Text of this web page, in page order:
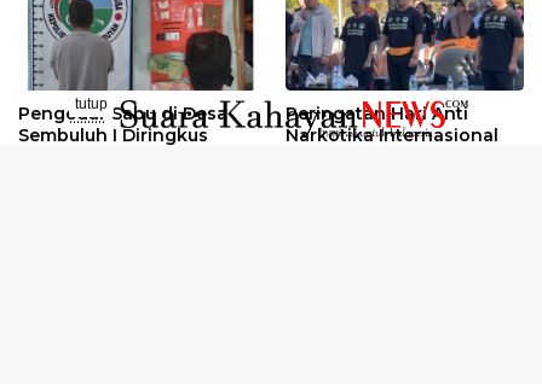
Pengedar Sabu di Desa
Sembuluh I Diringkus
Peringatan Hari Anti
Narkotika Internasional
tutup
..........